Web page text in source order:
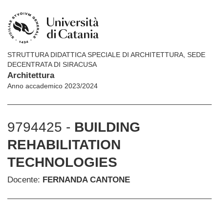
STRUTTURA DIDATTICA SPECIALE DI ARCHITETTURA, SEDE
DECENTRATA DI SIRACUSA
Architettura
Anno accademico 2023/2024
9794425 - BUILDING
REHABILITATION
TECHNOLOGIES
Docente: FERNANDA CANTONE